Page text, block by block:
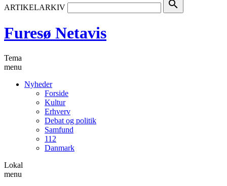
ARTIKELARKIV search
Furesø Netavis
Tema
menu
Nyheder
Forside
Kultur
Erhverv
Debat og politik
Samfund
112
Danmark
Lokal
menu